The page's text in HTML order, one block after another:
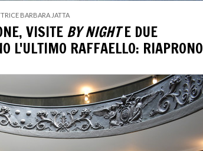
BARBARA JATTA
VISITE BY NIGHTE DUE
L'ULTIMO RAFFAELLO: RIAPRONO